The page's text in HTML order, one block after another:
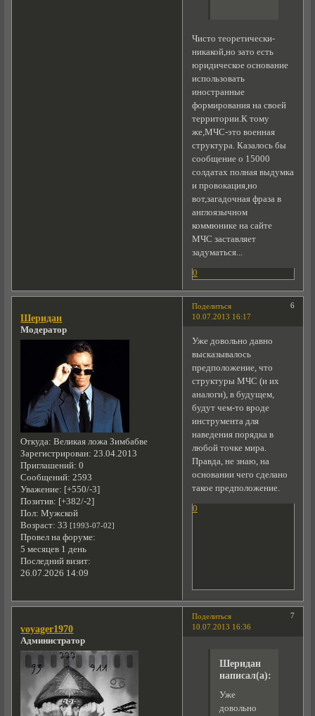
Чисто теоретически-
никакой,но зато есть
юридическое основание
использовать
иностранные
формирования на своей
территории.К тому
же,МЧС-это военная
структура. Казалось бы
сообщение о 15000
солдатах полная выдумка
и провокация,но
вот,загадочная фраза в
англоязычном
коммюнике на сайте
МЧС заставляет
задуматься...
0
Поделиться
6
10.07.2013 16:17
Шеридан
Модератор
Откуда: Великая ложа Зимбабве
Зарегистрирован: 23.04.2013
Приглашений: 0
Сообщений: 2593
Уважение: [+550/-3]
Позитив: [+382/-2]
Пол: Мужской
Возраст: 33[1993-07-02]
Провел на форуме:
5 месяцев 1 день
Последний визит:
26.07.2026 14:09
Уже довольно давно
высказывалось
предположение, что
структуры МЧС (и их
аналоги), в будущем,
будут чем-то вроде
инструмента для
наведения порядка в
любой точке мира.
Правда, не знаю, на
основании чего сделано
такое предположение.
0
Поделиться
7
10.07.2013 16:36
voyager1970
Администратор
Шеридан
написал(а):
Уже
довольно